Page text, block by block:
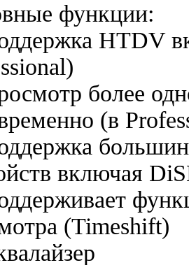
функции:
HTDV
более
(в
включая
(Timeshift)